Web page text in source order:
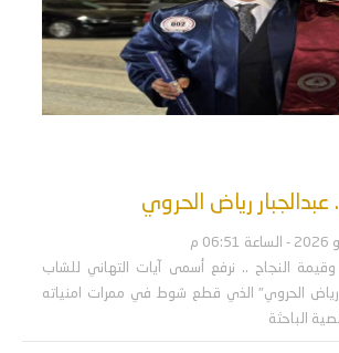
عبدالجبار رياض الحروي
النجاح .. نرفع أسمى آيات التهاني للشاب
رياض الحروي" الذي قطع شوط في ممرات امنياته
الباحثة